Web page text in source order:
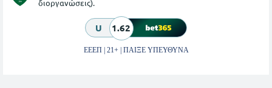
διοργανώσεις).
U 1.62
ΕΕΕΠ | 21+ | ΠΑΙΞΕ ΥΠΕΥΘΥΝΑ